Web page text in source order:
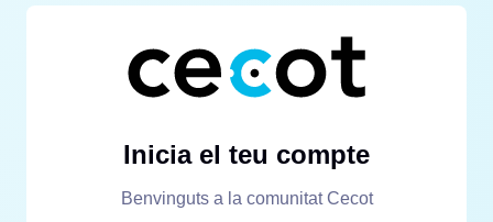
Inicia el teu compte
Benvinguts a la comunitat Cecot